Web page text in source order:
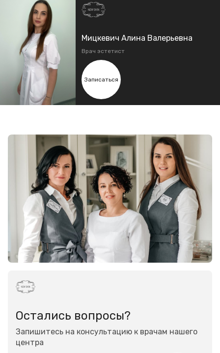
Мицкевич Алина Валерьевна
Врач эстетист
Записаться
Остались вопросы?
Запишитесь на консультацию к врачам нашего
центра